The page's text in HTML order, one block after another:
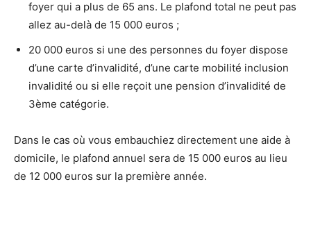
foyer qui a plus de 65 ans. Le plafond total ne peut pas
allez au-delà de 15 000 euros ;
20 000 euros si une des personnes du foyer dispose
d’une carte d’invalidité, d’une carte mobilité inclusion
invalidité ou si elle reçoit une pension d’invalidité de
3ème catégorie.
Dans le cas où vous embauchiez directement une aide à
domicile, le plafond annuel sera de 15 000 euros au lieu
de 12 000 euros sur la première année.